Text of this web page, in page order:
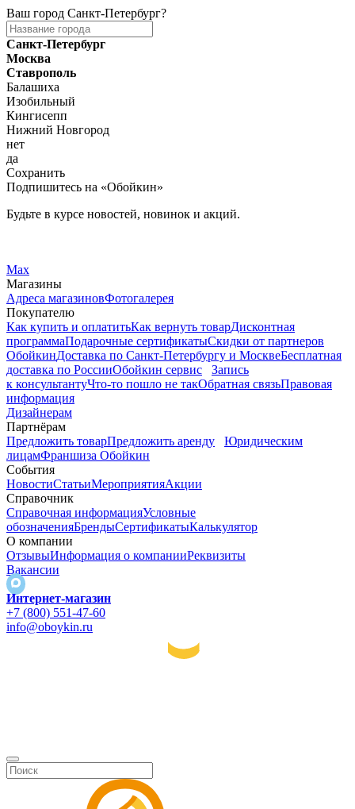
Ваш город Санкт-Петербург?
Санкт-Петербург
Москва
Ставрополь
Балашиха
Изобильный
Кингисепп
Нижний Новгород
нет
да
Сохранить
Подпишитесь на «Обойкин»
Будьте в курсе новостей, новинок и акций.
Max
Магазины
Адреса магазиновФотогалерея
Покупателю
Как купить и оплатитьКак вернуть товарДисконтная
программаПодарочные сертификатыСкидки от партнеров
ОбойкинДоставка по Санкт-Петербургу и МосквеБесплатная
доставка по РоссииОбойкин сервис
Запись
к консультантуЧто-то пошло не такОбратная связьПравовая
информация
Дизайнерам
Партнёрам
Предложить товарПредложить аренду
Юридическим
лицамФраншиза Обойкин
События
НовостиСтатьиМероприятияАкции
Справочник
Справочная информацияУсловные
обозначенияБрендыСертификатыКалькулятор
О компании
ОтзывыИнформация о компанииРеквизиты
Вакансии
Интернет-магазин
+7 (800) 551-47-60
info@oboykin.ru